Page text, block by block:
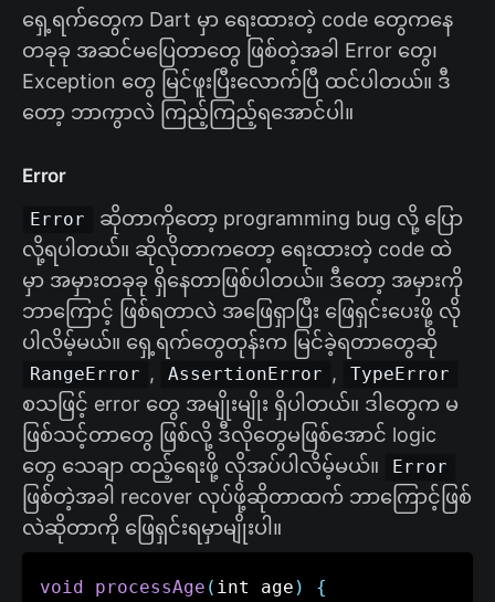
ရှေ့ရက်တွေက Dart မှာ ရေးထားတဲ့ code တွေကနေ
တခုခု အဆင်မပြေတာတွေ ဖြစ်တဲ့အခါ Error တွေ၊
Exception တွေ မြင်ဖူးပြီးလောက်ပြီ ထင်ပါတယ်။ ဒီ
တော့ ဘာကွာလဲ ကြည့်ကြည့်ရအောင်ပါ။
Error
Error
ဆိုတာကိုတော့ programming bug လို့ ပြော
လို့ရပါတယ်။​ ဆိုလိုတာကတော့ ရေးထားတဲ့ code ထဲ
မှာ အမှားတခုခု ရှိနေတာဖြစ်ပါတယ်။ ဒီတော့ အမှားကို
ဘာကြောင့် ဖြစ်ရတာလဲ အဖြေရှာပြီး ဖြေရှင်းပေးဖို့ လို
ပါလိမ့်မယ်။ ရှေ့ရက်တွေတုန်းက မြင်ခဲ့ရတာတွေဆို
RangeError , AssertionError , TypeError
စသဖြင့် error တွေ အမျိုးမျိုး ရှိပါတယ်။​ ဒါတွေက မ
ဖြစ်သင့်တာတွေ ဖြစ်လို့ ဒီလိုတွေမဖြစ်အောင် logic
တွေ သေချာ ထည့်ရေးဖို့ လိုအပ်ပါလိမ့်မယ်။
Error
ဖြစ်တဲ့အခါ recover လုပ်ဖို့ဆိုတာထက် ဘာကြောင့်ဖြစ်
လဲဆိုတာကို ဖြေရှင်းရမှာမျိုးပါ။
void processAge ( int age )
{